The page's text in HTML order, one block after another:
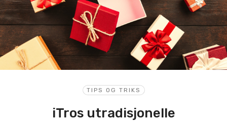
TIPS OG TRIKS
iTros utradisjonelle